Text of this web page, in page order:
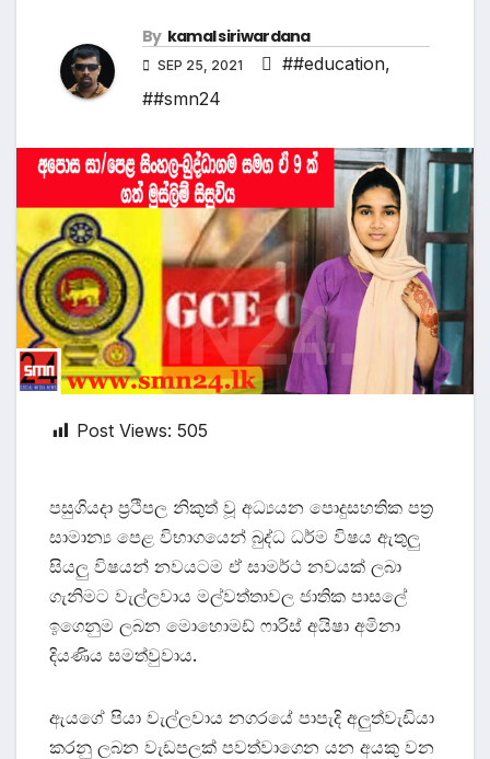
By kamal siriwardana
SEP 25, 2021 ##education,
##smn24
Post Views: 505
පසුගියදා ප්‍රථිපල නිකුත් වූ අධ්‍යයන පොදුසහතික පත්‍ර
සාමාන්‍ය පෙළ විභාගයෙන් බුද්ධ ධර්ම විෂය ඇතුලු
සියලු විෂයන් නවයටම ඒ සාමර්ථ නවයක් ලබා
ගැනිමට වැල්ලවාය මල්වත්තාවල ජාතික පාසලේ
ඉගෙනුම ලබන මොහොමඩ් ෆාරිස් අයිෂා අමිනා
දියණිය සමත්වුවාය.
ඇයගේ පියා වැල්ලවාය නගරයේ පාපැදි අලුත්වැඩියා
කරනු ලබන වැඩපලක් පවත්වාගෙන යන අයකු වන